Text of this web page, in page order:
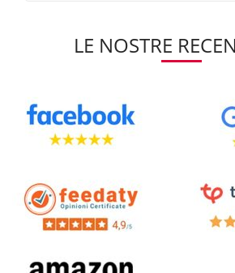
LE NOSTRE